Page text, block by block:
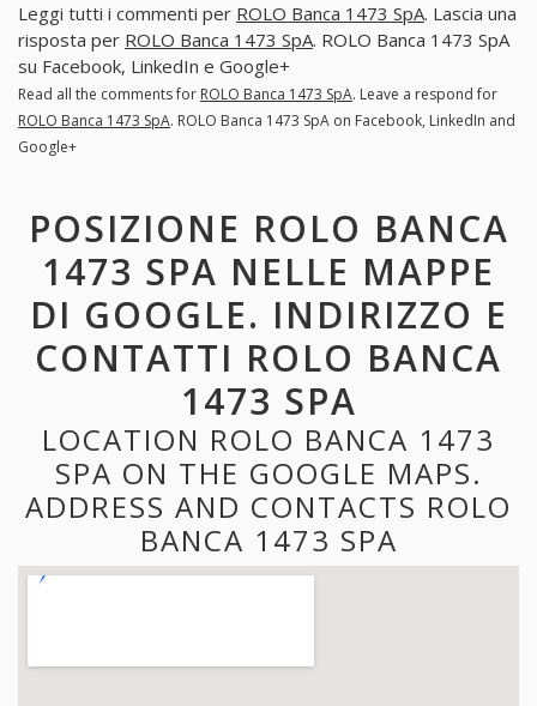
Leggi tutti i commenti per ROLO Banca 1473 SpA. Lascia una
risposta per ROLO Banca 1473 SpA. ROLO Banca 1473 SpA
su Facebook, LinkedIn e Google+
Read all the comments for ROLO Banca 1473 SpA. Leave a respond for
ROLO Banca 1473 SpA. ROLO Banca 1473 SpA on Facebook, LinkedIn and
Google+
POSIZIONE ROLO BANCA
1473 SPA NELLE MAPPE
DI GOOGLE. INDIRIZZO E
CONTATTI ROLO BANCA
1473 SPA
LOCATION ROLO BANCA 1473
SPA ON THE GOOGLE MAPS.
ADDRESS AND CONTACTS ROLO
BANCA 1473 SPA